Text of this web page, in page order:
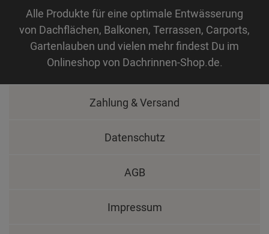
Alle Produkte für eine optimale Entwässerung
von Dachflächen, Balkonen, Terrassen, Carports,
Gartenlauben und vielen mehr findest Du im
Onlineshop von Dachrinnen-Shop.de.
Zahlung & Versand
Datenschutz
AGB
Impressum